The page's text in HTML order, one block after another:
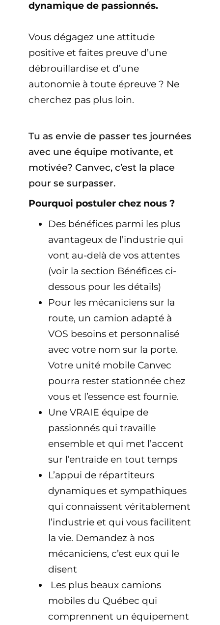
dynamique de passionnés.
Vous dégagez une attitude
positive et faites preuve d’une
débrouillardise et d’une
autonomie à toute épreuve ? Ne
cherchez pas plus loin.
Tu as envie de passer tes journées
avec une équipe motivante, et
motivée? Canvec, c’est la place
pour se surpasser.
Pourquoi postuler chez nous ?
Des bénéfices parmi les plus
avantageux de l’industrie qui
vont au-delà de vos attentes
(voir la section Bénéfices ci-
dessous pour les détails)
Pour les mécaniciens sur la
route, un camion adapté à
VOS besoins et personnalisé
avec votre nom sur la porte.
Votre unité mobile Canvec
pourra rester stationnée chez
vous et l’essence est fournie.
Une VRAIE équipe de
passionnés qui travaille
ensemble et qui met l’accent
sur l’entraide en tout temps
L’appui de répartiteurs
dynamiques et sympathiques
qui connaissent véritablement
l’industrie et qui vous facilitent
la vie. Demandez à nos
mécaniciens, c’est eux qui le
disent
Les plus beaux camions
mobiles du Québec qui
comprennent un équipement